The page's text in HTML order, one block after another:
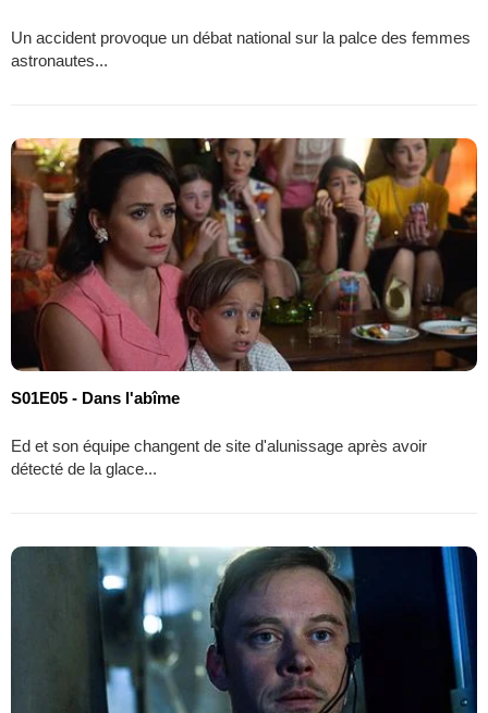
Un accident provoque un débat national sur la palce des femmes
astronautes...
S01E05 - Dans l'abîme
Ed et son équipe changent de site d'alunissage après avoir
détecté de la glace...